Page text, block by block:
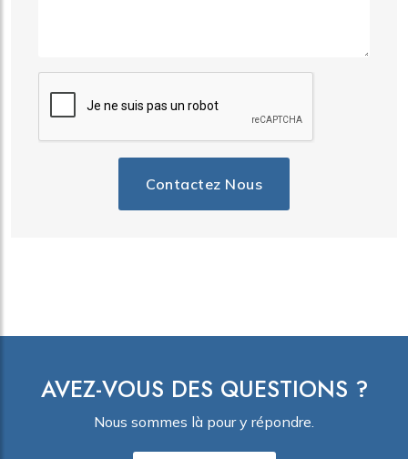
Contactez Nous
AVEZ-VOUS DES QUESTIONS ?
Nous sommes là pour y répondre.